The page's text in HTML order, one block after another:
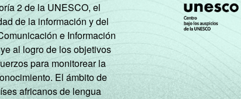
2 de la UNESCO, el
de la información y del
e Información
al logro de los objetivos
para monitorear la
El ámbito de
africanos de lengua